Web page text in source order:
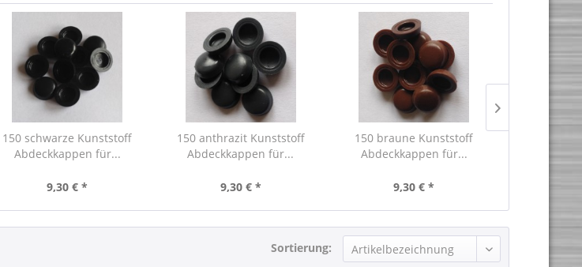
150 schwarze Kunststoff
Abdeckkappen für...
9,30 € *
150 anthrazit Kunststoff
Abdeckkappen für...
9,30 € *
150 braune Kunststoff
Abdeckkappen für...
9,30 € *
Sortierung: